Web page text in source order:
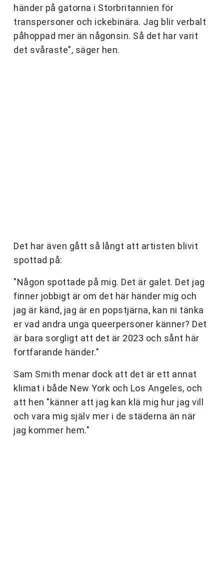
händer på gatorna i Storbritannien för
transpersoner och ickebinära. Jag blir verbalt
påhoppad mer än någonsin. Så det har varit
det svåraste", säger hen.
Det har även gått så långt att artisten blivit
spottad på:
"Någon spottade på mig. Det är galet. Det jag
finner jobbigt är om det här händer mig och
jag är känd, jag är en popstjärna, kan ni tänka
er vad andra unga queerpersoner känner? Det
är bara sorgligt att det är 2023 och sånt här
fortfarande händer."
Sam Smith menar dock att det är ett annat
klimat i både New York och Los Angeles, och
att hen "känner att jag kan klä mig hur jag vill
och vara mig själv mer i de städerna än när
jag kommer hem."